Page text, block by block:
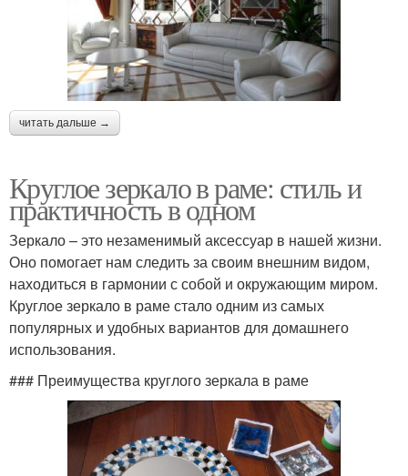
читать дальше →
Круглое зеркало в раме: стиль и
практичность в одном
Зеркало – это незаменимый аксессуар в нашей жизни.
Оно помогает нам следить за своим внешним видом,
находиться в гармонии с собой и окружающим миром.
Круглое зеркало в раме стало одним из самых
популярных и удобных вариантов для домашнего
использования.
### Преимущества круглого зеркала в раме